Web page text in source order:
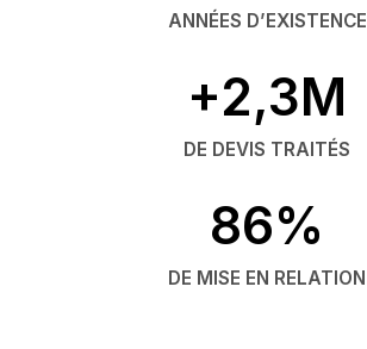
ANNÉES D’EXISTENCE
+2,3M
DE DEVIS TRAITÉS
86%
DE MISE EN RELATION